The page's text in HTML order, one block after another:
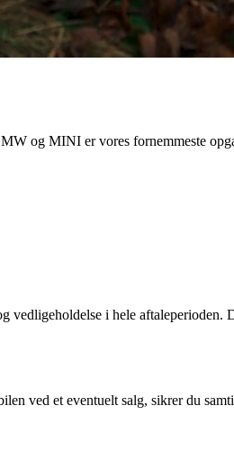
og MINI er vores fornemmeste
i hele aftaleperioden.
ved et eventuelt salg, sikrer du